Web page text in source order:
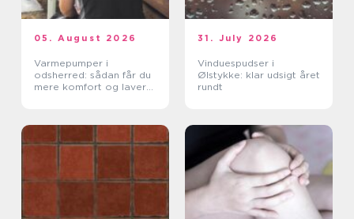
05. August 2026
Varmepumper i
odsherred: sådan får du
mere komfort og lavere
31. July 2026
Vinduespudser i
Ølstykke: klar udsigt året
rundt